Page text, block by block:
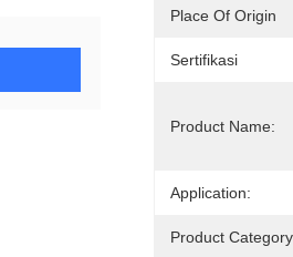
Place Of Origin
Sertifikasi
Product Name:
Application:
Product